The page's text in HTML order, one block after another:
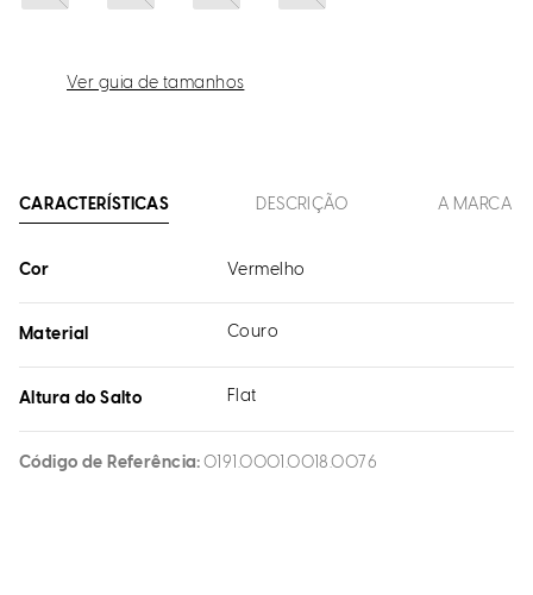
Ver guia de tamanhos
CARACTERÍSTICAS DESCRIÇÃO A MARCA
Cor Vermelho
Material Couro
Altura do Salto Flat
Código de Referência 0191.0001.0018.0076